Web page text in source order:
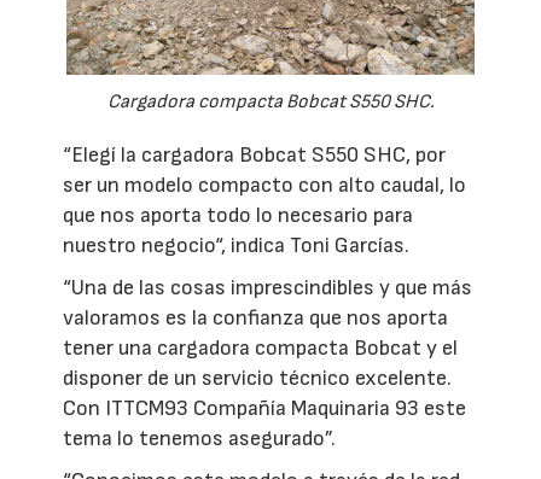
Cargadora compacta Bobcat S550 SHC.
“Elegí la cargadora Bobcat S550 SHC, por
ser un modelo compacto con alto caudal, lo
que nos aporta todo lo necesario para
nuestro negocio“, indica Toni Garcías.
“Una de las cosas imprescindibles y que más
valoramos es la confianza que nos aporta
tener una cargadora compacta Bobcat y el
disponer de un servicio técnico excelente.
Con ITTCM93 Compañía Maquinaria 93 este
tema lo tenemos asegurado”.